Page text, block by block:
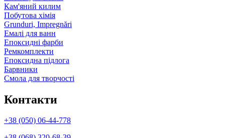
Кам'яний килим
Побутова хімія
Grunduri, Impregnări
Емалі для ванн
Епоксидні фарби
Ремкомплекти
Епоксидна підлога
Барвники
Смола для творчості
Контакти
+38 (050) 06-44-778